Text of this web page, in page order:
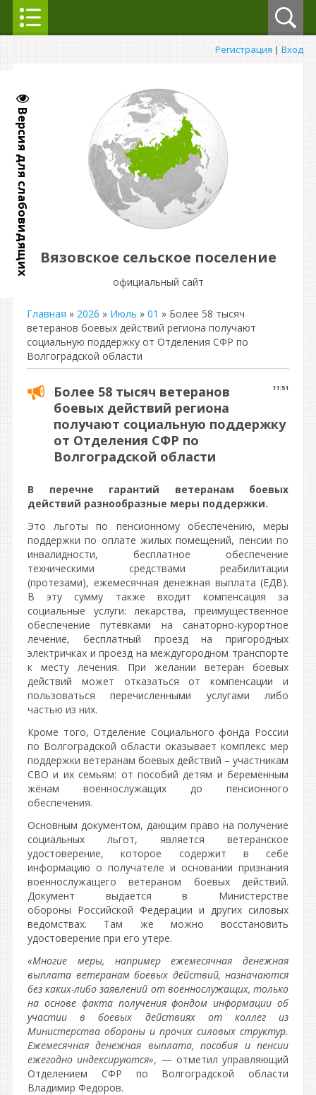
Версия для слабовидящих
Регистрация | Вход
Вязовское сельское поселение
официальный сайт
Главная » 2026 » Июль » 01 » Более 58 тысяч
ветеранов боевых действий региона получают
социальную поддержку от Отделения СФР по
Волгоградской области
11:51
Более 58 тысяч ветеранов
боевых действий региона
получают социальную поддержку
от Отделения СФР по
Волгоградской области
В перечне гарантий ветеранам боевых
действий разнообразные меры поддержки.
Это льготы по пенсионному обеспечению, меры
поддержки по оплате жилых помещений, пенсии по
инвалидности, бесплатное обеспечение
техническими средствами реабилитации
(протезами), ежемесячная денежная выплата (ЕДВ).
В эту сумму также входит компенсация за
социальные услуги: лекарства, преимущественное
обеспечение путёвками на санаторно-курортное
лечение, бесплатный проезд на пригородных
электричках и проезд на междугородном транспорте
к месту лечения. При желании ветеран боевых
действий может отказаться от компенсации и
пользоваться перечисленными услугами либо
частью из них.
Кроме того, Отделение Социального фонда России
по Волгоградской области оказывает комплекс мер
поддержки ветеранам боевых действий – участникам
СВО и их семьям: от пособий детям и беременным
жёнам военнослужащих до пенсионного
обеспечения.
Основным документом, дающим право на получение
социальных льгот, является ветеранское
удостоверение, которое содержит в себе
информацию о получателе и основании признания
военнослужащего ветераном боевых действий.
Документ выдается в Министерстве
обороны Российской Федерации и других силовых
ведомствах. Там же можно восстановить
удостоверение при его утере.
«Многие меры, например ежемесячная денежная
выплата ветеранам боевых действий, назначаются
без каких-либо заявлений от военнослужащих, только
на основе факта получения фондом информации об
участии в боевых действиях от коллег из
Министерства обороны и прочих силовых структур.
Ежемесячная денежная выплата, пособия и пенсии
ежегодно индексируются», — отметил управляющий
Отделением СФР по Волгоградской области
Владимир Федоров.